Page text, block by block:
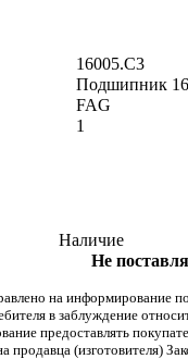
16005.C3
Подшипник
FAG
1
Наличие
Не
на информирование
в заблуждение
предоставлять
(изготовителя)